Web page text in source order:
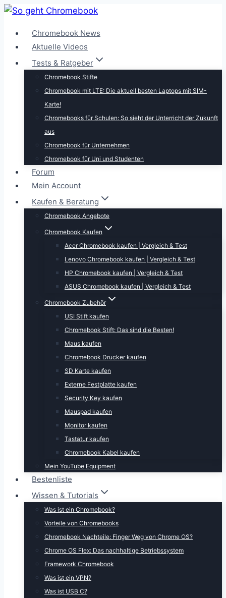
Zum
springenChromebook News
Aktuelle Videos
Tests & Ratgeber
Chromebook Stifte
Chromebook mit LTE: Die aktuell besten Laptops mit SIM-
Karte!
Chromebooks für Schulen: So sieht der Unterricht der Zukunft
aus
Chromebook für Unternehmen
Chromebook für Uni und Studenten
Forum
Mein Account
Kaufen & Beratung
Chromebook Angebote
Chromebook Kaufen
Acer Chromebook kaufen | Vergleich & Test
Lenovo Chromebook kaufen | Vergleich & Test
HP Chromebook kaufen | Vergleich & Test
ASUS Chromebook kaufen | Vergleich & Test
Chromebook Zubehör
USI Stift kaufen
Chromebook Stift: Das sind die Besten!
Maus kaufen
Chromebook Drucker kaufen
SD Karte kaufen
Externe Festplatte kaufen
Security Key kaufen
Mauspad kaufen
Monitor kaufen
Tastatur kaufen
Chromebook Kabel kaufen
Mein YouTube Equipment
Bestenliste
Wissen & Tutorials
Was ist ein Chromebook?
Vorteile von Chromebooks
Chromebook Nachteile: Finger Weg von Chrome OS?
Chrome OS Flex: Das nachhaltige Betriebssystem
Framework Chromebook
Was ist ein VPN?
Was ist USB C?